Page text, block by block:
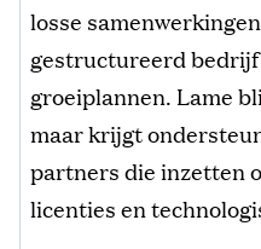
losse
gestructureerd
groeiplannen. Lame
maar krijgt
partners die inzetten
licenties en